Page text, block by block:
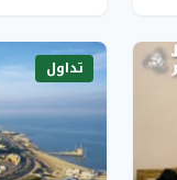
تداول